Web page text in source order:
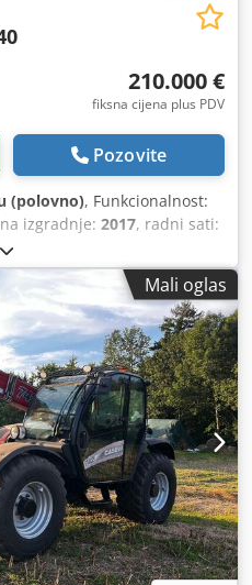
210.000 €
fiksna cijena plus PDV
Pozovite
(polovno), Funkcionalnost:
izgradnje: 2017, radni sati:
KS)
, prva registracija:07/2017,
, dimenzija stražnje gume:
YHG233775, Oprema:
prikolice, rasvjeta, repa
Mali oglas